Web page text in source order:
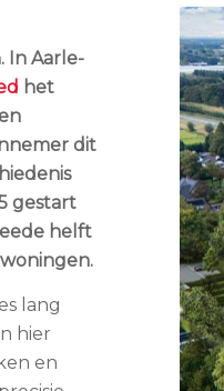
In Aarle-
het
dit
gestart
helft
lang
hier
en